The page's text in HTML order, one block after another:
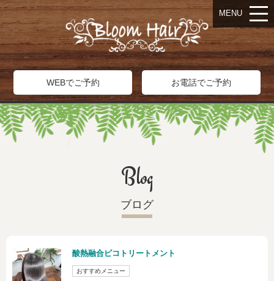
WEBでご予約 お電話でご予約
MENU
Blog
ブログ
酸熱融合ピコトリートメント
おすすめメニュー